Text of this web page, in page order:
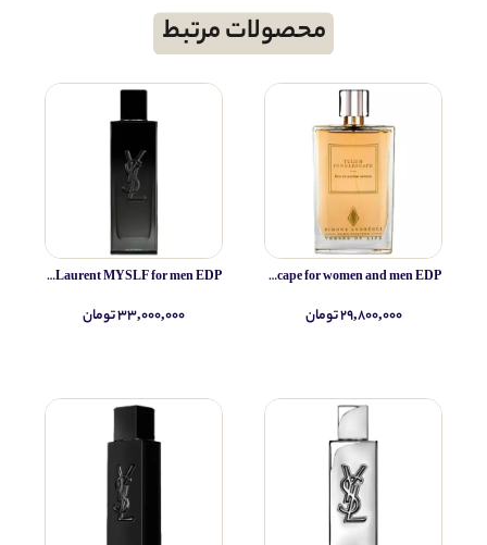
محصولات مرتبط
Simone Andreoli Tulum Junglescape for women and men EDP
۲۹,۸۰۰,۰۰۰ تومان
Yves Saint Laurent MYSLF for men EDP
۳۳,۰۰۰,۰۰۰ تومان